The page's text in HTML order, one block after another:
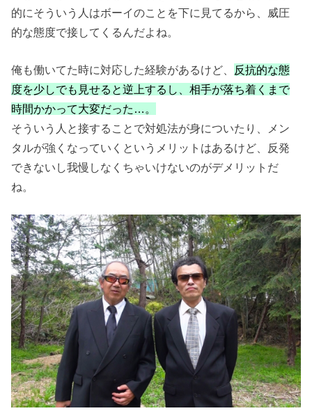
的にそういう人はボーイのことを下に見てるから、威圧
的な態度で接してくるんだよね。
俺も働いてた時に対応した経験があるけど、 反抗的な態
度を少しでも見せると逆上するし、相手が落ち着くまで
時間かかって大変だった…。
そういう人と接することで対処法が身についたり、メン
タルが強くなっていくというメリットはあるけど、反発
できないし我慢しなくちゃいけないのがデメリットだ
ね。